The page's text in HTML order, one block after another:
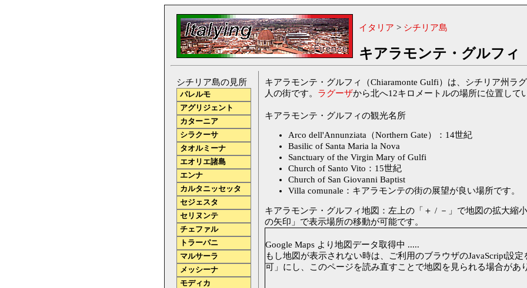
イタリア > シチリア島
キアラモンテ・グルフィ
キアラモンテ・グルフィ（Chiaramonte Gulfi）は、シチリア州ラ
人の街です。 ラグーザから北へ12キロメートルの場所に位置して
キアラモンテ・グルフィの観光名所
Arco dell'Annunziata（Northern Gate）：14世紀
Basilic of Santa Maria la Nova
Sanctuary of the Virgin Mary of Gulfi
Church of Santo Vito：15世紀
Church of San Giovanni Baptist
Villa comunale：キアラモンテの街の展望が良い場所です。
キアラモンテ・グルフィ地図：左上の「＋ / －」で地図の拡大縮
の矢印」で表示場所の移動が可能です。
Google Maps より地図データ取得中 .....
もし地図が表示されない時は、ご利用のブラウザのJavaScript設定
可」にし、このページを読み直すことで地図を見られる場合があ
シチリア島の見所
パレルモ
アグリジェント
カターニア
シラクーサ
タオルミーナ
エオリエ諸島
エンナ
カルタニッセッタ
セジェスタ
セリヌンテ
チェファル
トラーパニ
マルサーラ
メッシーナ
モディカ